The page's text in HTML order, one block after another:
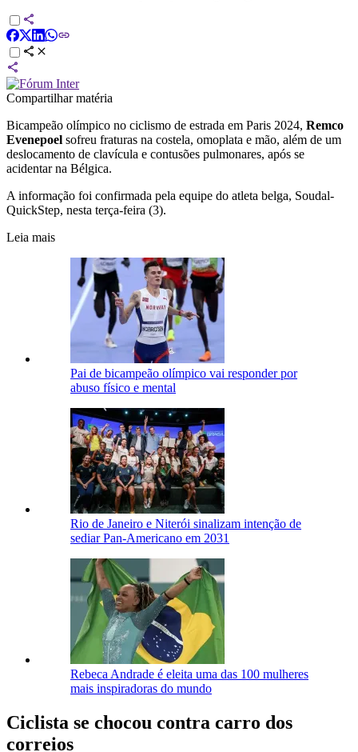
Compartilhar matéria
Bicampeão olímpico no ciclismo de estrada em Paris 2024, Remco
Evenepoel sofreu fraturas na costela, omoplata e mão, além de um
deslocamento de clavícula e contusões pulmonares, após se
acidentar na Bélgica.
A informação foi confirmada pela equipe do atleta belga, Soudal-
QuickStep, nesta terça-feira (3).
Leia mais
Pai de bicampeão olímpico vai responder por
abuso físico e mental
Rio de Janeiro e Niterói sinalizam intenção de
sediar Pan-Americano em 2031
Rebeca Andrade é eleita uma das 100 mulheres
mais inspiradoras do mundo
Ciclista se chocou contra carro dos
correios